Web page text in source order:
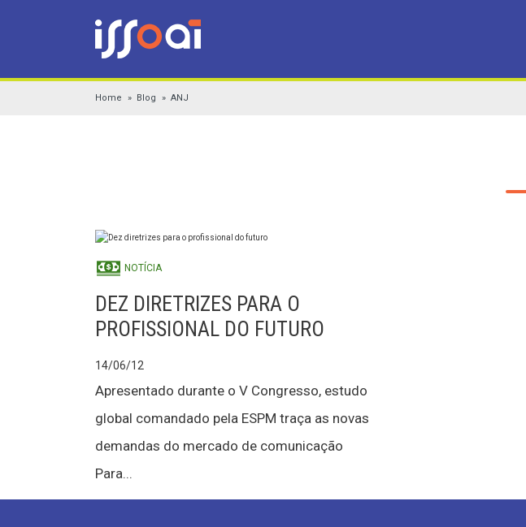
Home Blog ANJ
NOTÍCIA
DEZ DIRETRIZES PARA O
PROFISSIONAL DO FUTURO
14/06/12
Apresentado durante o V Congresso, estudo
global comandado pela ESPM traça as novas
demandas do mercado de comunicação
Para...